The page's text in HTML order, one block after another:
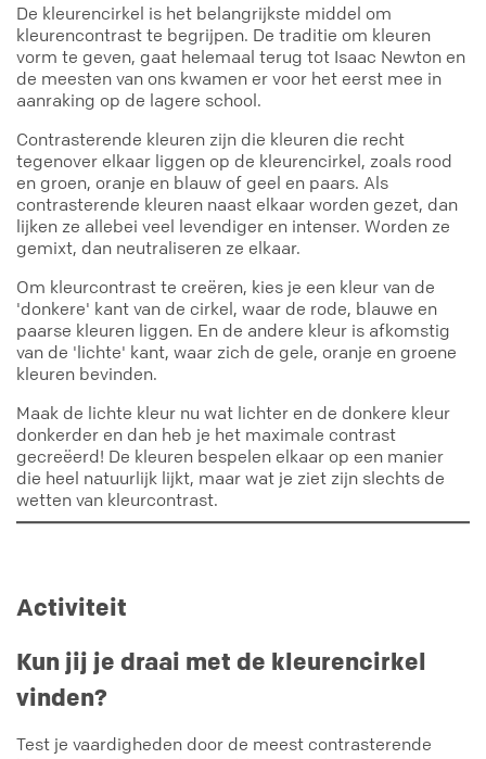
De kleurencirkel is het belangrijkste middel om
kleurencontrast te begrijpen. De traditie om kleuren
vorm te geven, gaat helemaal terug tot Isaac Newton en
de meesten van ons kwamen er voor het eerst mee in
aanraking op de lagere school.
Contrasterende kleuren zijn die kleuren die recht
tegenover elkaar liggen op de kleurencirkel, zoals rood
en groen, oranje en blauw of geel en paars. Als
contrasterende kleuren naast elkaar worden gezet, dan
lijken ze allebei veel levendiger en intenser. Worden ze
gemixt, dan neutraliseren ze elkaar.
Om kleurcontrast te creëren, kies je een kleur van de
'donkere' kant van de cirkel, waar de rode, blauwe en
paarse kleuren liggen. En de andere kleur is afkomstig
van de 'lichte' kant, waar zich de gele, oranje en groene
kleuren bevinden.
Maak de lichte kleur nu wat lichter en de donkere kleur
donkerder en dan heb je het maximale contrast
gecreëerd! De kleuren bespelen elkaar op een manier
die heel natuurlijk lijkt, maar wat je ziet zijn slechts de
wetten van kleurcontrast.
Activiteit
Kun jij je draai met de kleurencirkel
vinden?
Test je vaardigheden door de meest contrasterende